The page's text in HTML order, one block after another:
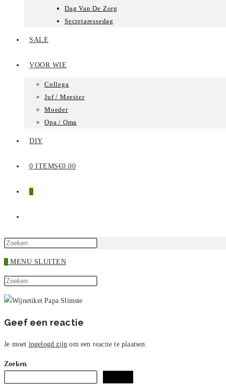
Dag Van De Zorg
Secretaressedag
SALE
VOOR WIE
Collega
Juf / Meester
Moeder
Opa / Oma
DIY
0 ITEMS€0.00
0
ZOEKEN
0 MENU SLUITEN
Zoek
op
site
zoekpaneel
sluiten.
Geef een reactie
Je moet ingelogd zijn om een reactie te plaatsen.
Zoeken